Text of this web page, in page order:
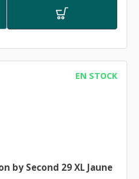
EN STOCK
by Second 29 XL Jaune